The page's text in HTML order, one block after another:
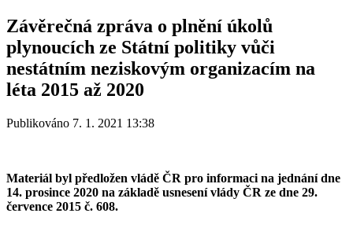
Závěrečná zpráva o plnění úkolů
plynoucích ze Státní politiky vůči
nestátním neziskovým organizacím na
léta 2015 až 2020
Publikováno 7. 1. 2021 13:38
Materiál byl předložen vládě ČR pro informaci na jednání dne
14. prosince 2020 na základě usnesení vlády ČR ze dne 29.
července 2015 č. 608.